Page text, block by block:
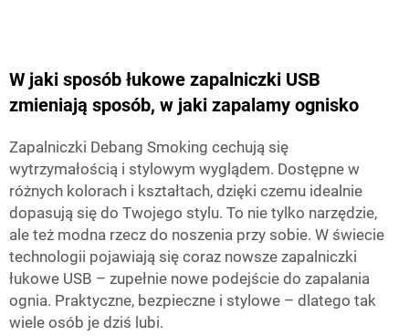
W jaki sposób łukowe zapalniczki USB
zmieniają sposób, w jaki zapalamy ognisko
Zapalniczki Debang Smoking cechują się
wytrzymałością i stylowym wyglądem. Dostępne w
różnych kolorach i kształtach, dzięki czemu idealnie
dopasują się do Twojego stylu. To nie tylko narzędzie,
ale też modna rzecz do noszenia przy sobie. W świecie
technologii pojawiają się coraz nowsze zapalniczki
łukowe USB – zupełnie nowe podejście do zapalania
ognia. Praktyczne, bezpieczne i stylowe – dlatego tak
wiele osób je dziś lubi.